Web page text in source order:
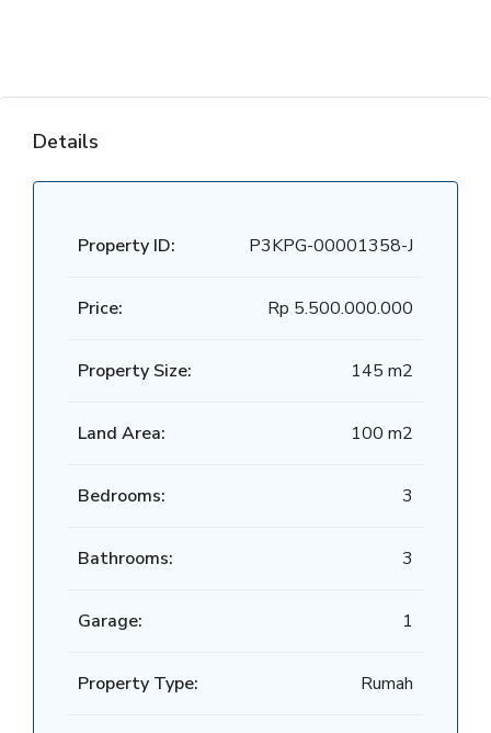
Details
Property ID: P3KPG-00001358-J
Price: Rp 5.500.000.000
Property Size: 145 m2
Land Area: 100 m2
Bedrooms: 3
Bathrooms: 3
Garage: 1
Property Type: Rumah